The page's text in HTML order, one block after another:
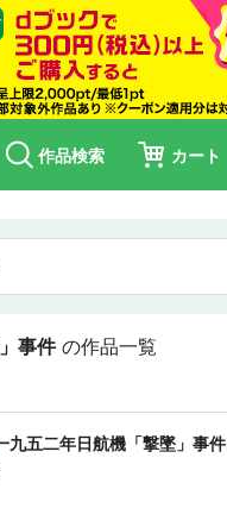
作品検索 カート
事件 の作品一覧
九五二年日航機「撃墜」事件